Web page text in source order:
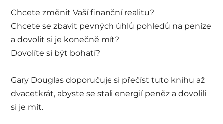
Chcete změnit Vaší finanční realitu?
Chcete se zbavit pevných úhlů pohledů na peníze
a dovolit si je konečně mít?
Dovolíte si být bohatí?
Gary Douglas doporučuje si přečíst tuto knihu až
dvacetkrát, abyste se stali energií peněz a dovolili
si je mít.